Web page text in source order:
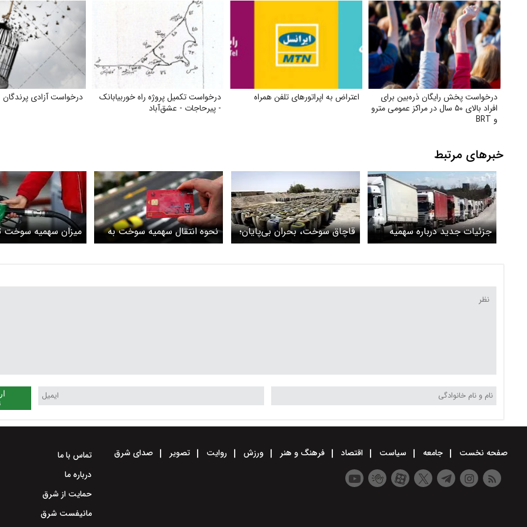
درخواست پخش رایگان ذره‌بین برای
افراد بالای ۵۰ سال در مراکز عمومی مترو
و BRT
اعتراض به اپراتورهای تلفن همراه
درخواست تکمیل پروژه راه خوربیابانک
- پیرحاجات - عشق‌آباد
درخواست آزادی پرندگان
خبرهای مرتبط
جزئیات جدید درباره سهمیه
سوخت کامیونداران
قاچاق سوخت، بحران بی‌پایان؛
۴ میلیارد دلار سالانه دود
نحوه انتقال سهمیه سوخت به
کارت ملی
میزان سهمیه سوخت
کرد؟
صفحه نخست جامعه سیاست اقتصاد فرهنگ و هنر ورزش روایت تصویر صدای شرق
تماس با ما
درباره ما
حمایت از شرق
مانیفست شرق